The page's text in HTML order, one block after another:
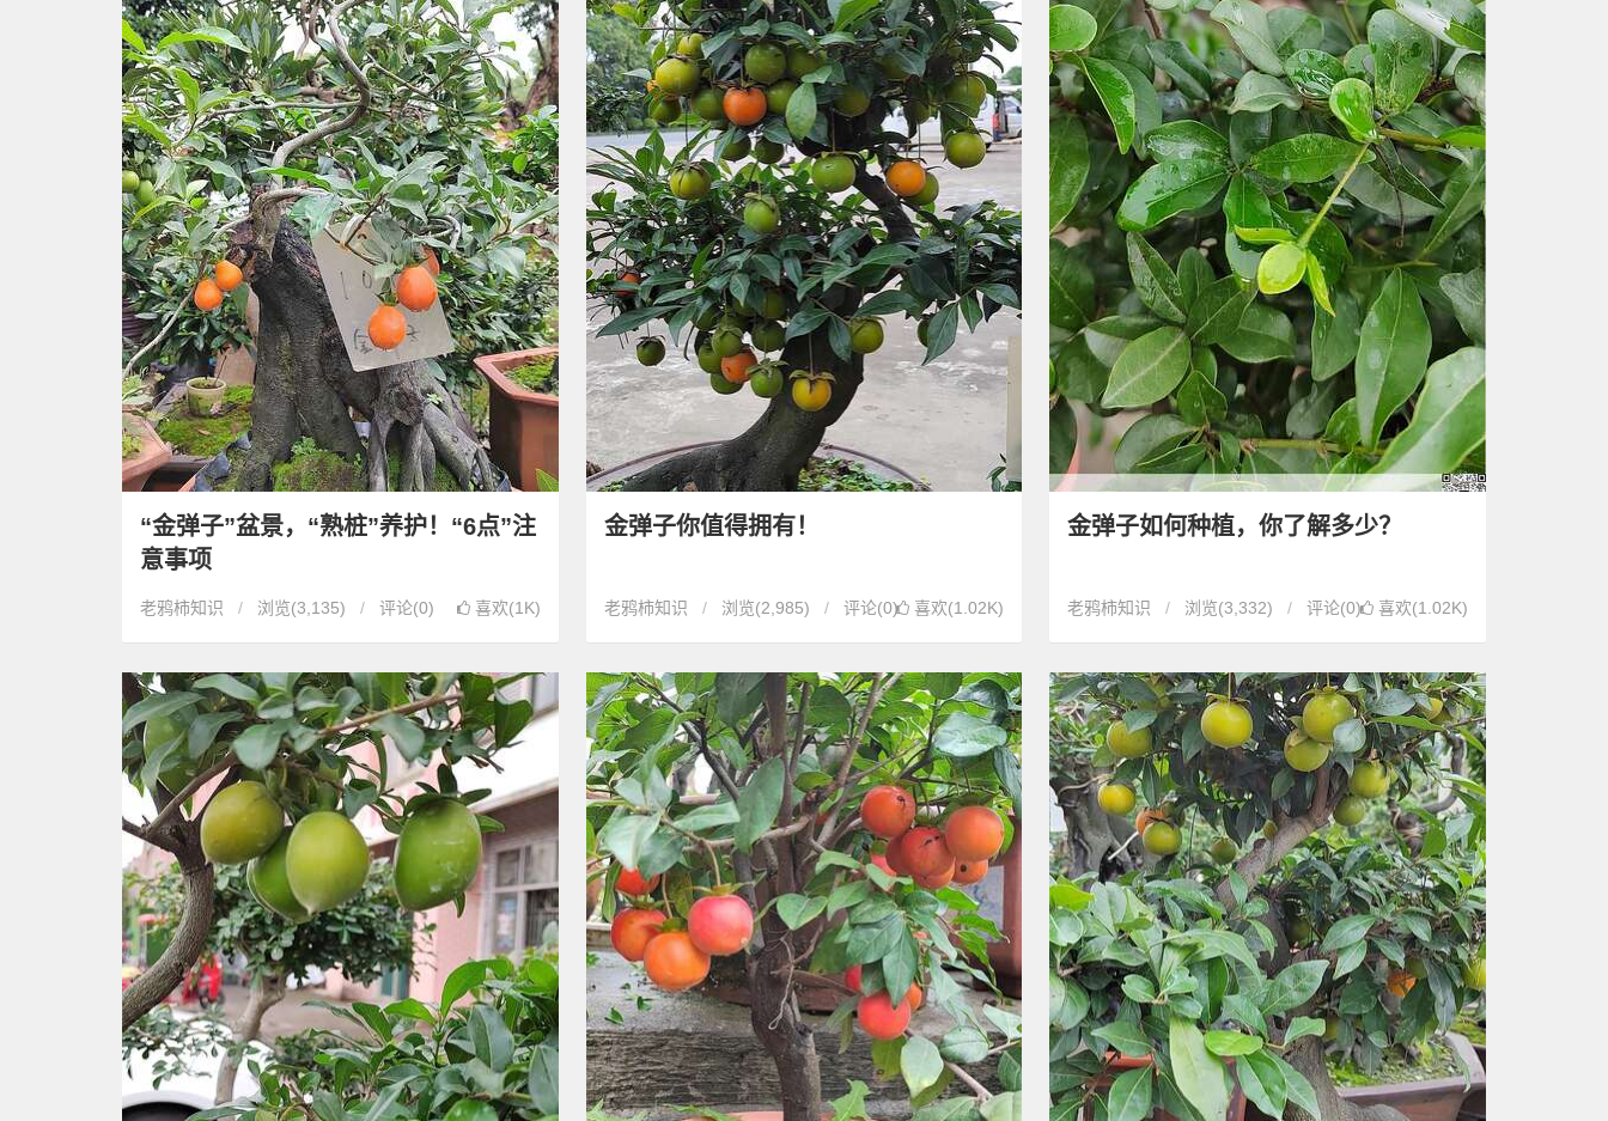
“金弹子”盆景，“熟桩”养护！“6点”注
意事项
老鸦柿知识 浏览(3,135) 评论(0) 喜欢(1K)
金弹子你值得拥有！
老鸦柿知识 浏览(2,985) 评论(0) 喜欢(1.02K)
金弹子如何种植，你了解多少？
老鸦柿知识 浏览(3,332) 评论(0) 喜欢(1.02K)